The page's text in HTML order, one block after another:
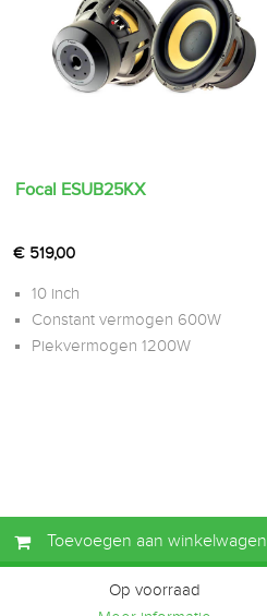
Focal ESUB25KX
€ 519,00
10 inch
Constant vermogen 600W
Piekvermogen 1200W
Toevoegen aan winkelwagen
Op voorraad